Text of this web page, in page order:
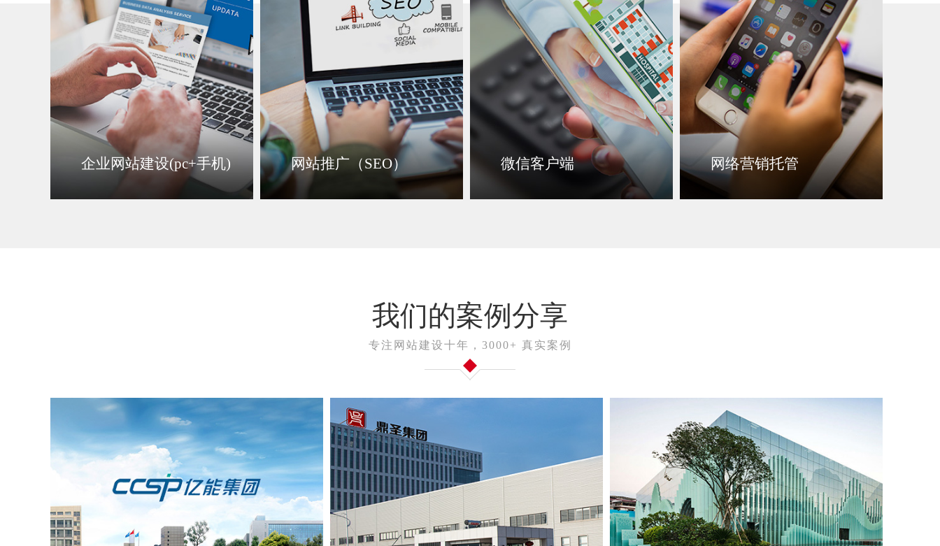
企业网站建设(pc+手机) 网站推广（SEO） 微信客户端 网络营销托管
我们的案例分享
专注网站建设十年，3000+ 真实案例